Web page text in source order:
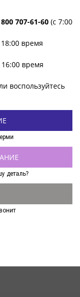
707-61-60 (с 7:00
время
16:00 время
воспользуйтесь
деталь?